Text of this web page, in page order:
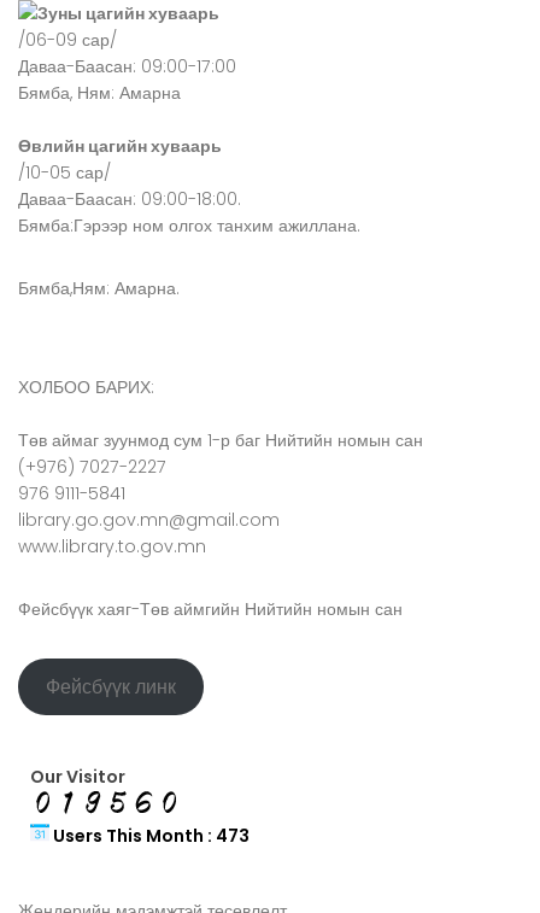
Зуны цагийн хуваарь
/06-09 сар/
Даваа-Баасан: 09:00-17:00
Бямба, Ням: Амарна
Өвлийн цагийн хуваарь
/10-05 сар/
Даваа-Баасан: 09:00-18:00.
Бямба:Гэрээр ном олгох танхим ажиллана.
Бямба,Ням: Амарна.
ХОЛБОО БАРИХ:
Төв аймаг зуунмод сум 1-р баг Нийтийн номын сан
(+976) 7027-2227
976 9111-5841
library.go.gov.mn@gmail.com
www.library.to.gov.mn
Фейсбүүк хаяг-Төв аймгийн Нийтийн номын сан
Фейсбүүк линк
Our Visitor
Users This Month : 473